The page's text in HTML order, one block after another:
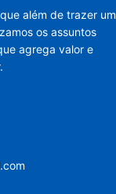
além de trazer um
os assuntos
agrega valor e